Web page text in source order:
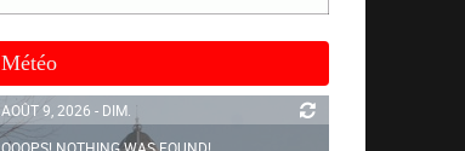
Météo
AOÛT 9, 2026 - DIM.
OOOPS! NOTHING WAS FOUND!